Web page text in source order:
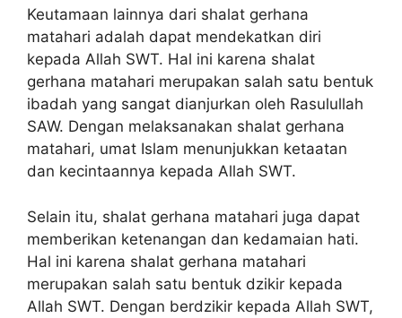
Keutamaan lainnya dari shalat gerhana
matahari adalah dapat mendekatkan diri
kepada Allah SWT. Hal ini karena shalat
gerhana matahari merupakan salah satu bentuk
ibadah yang sangat dianjurkan oleh Rasulullah
SAW. Dengan melaksanakan shalat gerhana
matahari, umat Islam menunjukkan ketaatan
dan kecintaannya kepada Allah SWT.
Selain itu, shalat gerhana matahari juga dapat
memberikan ketenangan dan kedamaian hati.
Hal ini karena shalat gerhana matahari
merupakan salah satu bentuk dzikir kepada
Allah SWT. Dengan berdzikir kepada Allah SWT,